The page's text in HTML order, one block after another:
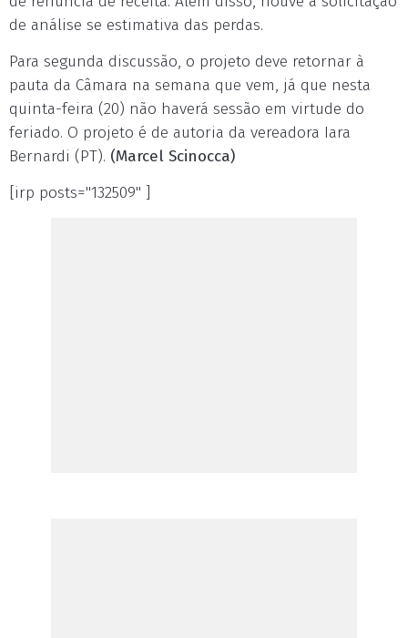
de análise se estimativa das perdas.
Para segunda discussão, o projeto deve retornar à
pauta da Câmara na semana que vem, já que nesta
quinta-feira (20) não haverá sessão em virtude do
feriado. O projeto é de autoria da vereadora Iara
Bernardi (PT). (Marcel Scinocca)
[irp posts="132509" ]